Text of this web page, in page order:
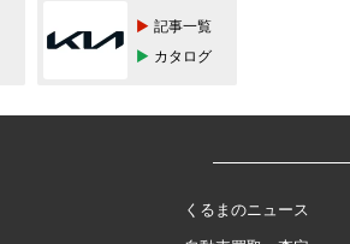
記事一覧
カタログ
くるまのニュース